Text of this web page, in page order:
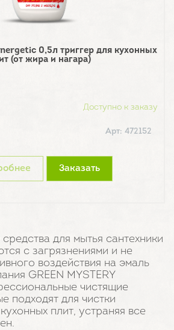
0,5л триггер для кухонных
(от жира и нагара)
Доступно к заказу
Арт: 472152
Заказать
для мытья сантехники
с загрязнениями и не
воздействия на эмаль
GREEN MYSTERY
чистящие
подходят для чистки
плит, устраняя все